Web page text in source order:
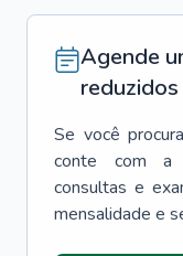
Agende
reduzidos
Se você
conte com a
consultas e
mensalidade e